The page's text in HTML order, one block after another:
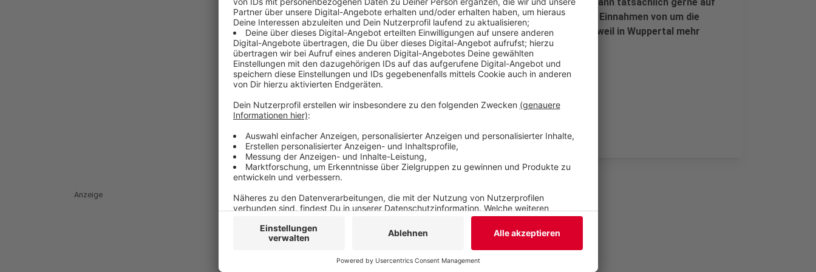
Geschäftsleute ausweiten. Aktuell bedeutet sie für die Stadt Einnahmen von um die
400.000 Euro pro Jahr. Das könnte sich mehr als verdoppeln, weil in Wuppertal mehr
Geschäftsreisende als Touristen übernachten.
Veröffentlicht:Donnerstag, 19.05.2022 12:24
Anzeige
Anzeige